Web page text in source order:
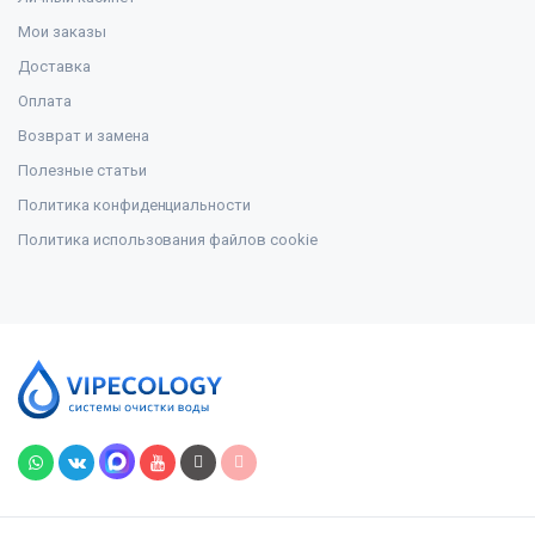
Мои заказы
Доставка
Оплата
Возврат и замена
Полезные статьи
Политика конфиденциальности
Политика использования файлов cookie